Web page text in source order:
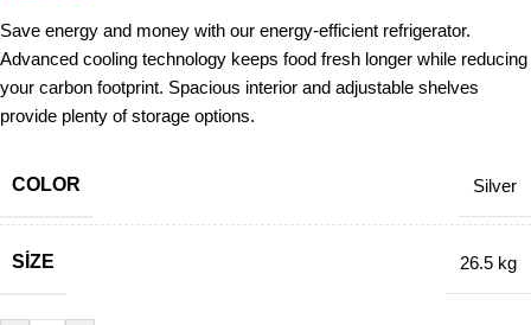
Save energy and money with our energy-efficient refrigerator.
Advanced cooling technology keeps food fresh longer while reducing
your carbon footprint. Spacious interior and adjustable shelves
provide plenty of storage options.
COLOR Silver
SIZE 26.5 kg